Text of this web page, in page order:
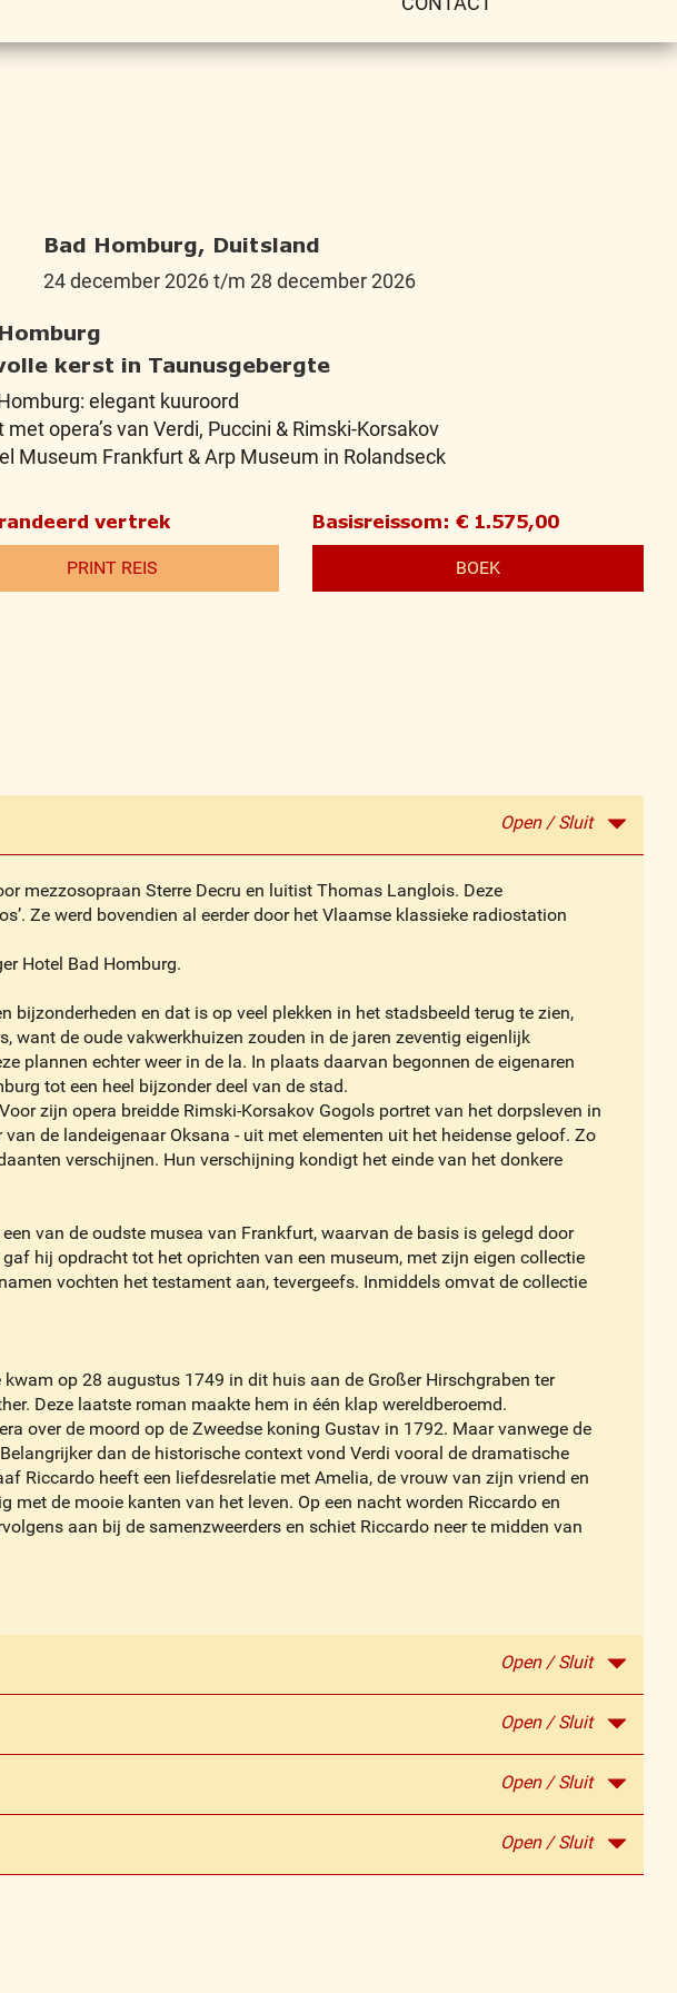
Bad Homburg, Duitsland
24 december 2026 t/m 28 december 2026
kerst in Taunusgebergte
elegant kuuroord
met opera’s van Verdi, Puccini & Rimski-Korsakov
Museum Frankfurt & Arp Museum in Rolandseck
vertrek Basisreissom: € 1.575,00
PRINT REIS BOEK
Open / Sluit
mezzosopraan Sterre Decru en luitist Thomas Langlois. Deze
Ze werd bovendien al eerder door het Vlaamse klassieke radiostation
Hotel Bad Homburg.
en dat is op veel plekken in het stadsbeeld terug te zien,
want de oude vakwerkhuizen zouden in de jaren zeventig eigenlijk
plannen echter weer in de la. In plaats daarvan begonnen de eigenaren
tot een heel bijzonder deel van de stad.
zijn opera breidde Rimski-Korsakov Gogols portret van het dorpsleven in
de landeigenaar Oksana - uit met elementen uit het heidense geloof. Zo
verschijnen. Hun verschijning kondigt het einde van het donkere
van de oudste musea van Frankfurt, waarvan de basis is gelegd door
hij opdracht tot het oprichten van een museum, met zijn eigen collectie
vochten het testament aan, tevergeefs. Inmiddels omvat de collectie
op 28 augustus 1749 in dit huis aan de Großer Hirschgraben ter
Deze laatste roman maakte hem in één klap wereldberoemd.
over de moord op de Zweedse koning Gustav in 1792. Maar vanwege de
dan de historische context vond Verdi vooral de dramatische
Riccardo heeft een liefdesrelatie met Amelia, de vrouw van zijn vriend en
de mooie kanten van het leven. Op een nacht worden Riccardo en
aan bij de samenzweerders en schiet Riccardo neer te midden van
Open / Sluit
Open / Sluit
Open / Sluit
Open / Sluit